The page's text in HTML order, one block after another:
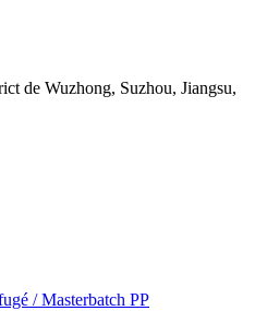
de Wuzhong, Suzhou, Jiangsu,
/ Masterbatch PP